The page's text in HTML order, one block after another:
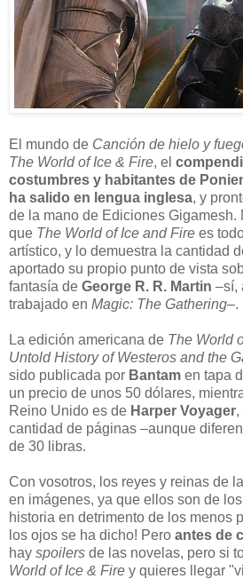
El mundo de Canción de hielo y
The World of Ice & Fire, el
costumbres y habitantes de
ha salido en lengua inglesa, y
de la mano de Ediciones Gigamesh.
que The World of Ice and Fire es
artístico, y lo demuestra la cantidad
aportado su propio punto de vista
fantasía de George R. R. Martin –sí,
trabajado en Magic: The Gathering–.
La edición americana de The World
Untold History of Westeros and the
sido publicada por Bantam en tapa
un precio de unos 50 dólares,
Reino Unido es de Harper Voyager,
cantidad de páginas –aunque
de 30 libras.
Con vosotros, los reyes y reinas de
en imágenes, ya que ellos son de
historia en detrimento de los menos
los ojos se ha dicho! Pero antes de
hay spoilers de las novelas, pero si
World of Ice & Fire y quieres llegar